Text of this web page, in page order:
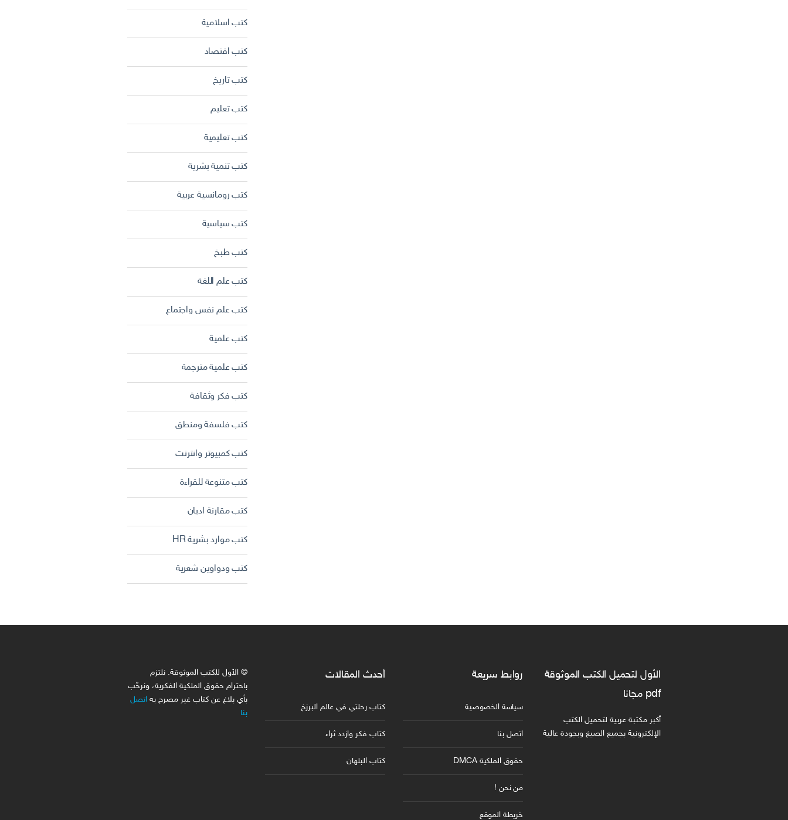
كتب اسلامية
كتب اقتصاد
كتب تاريخ
كتب تعليم
كتب تعليمية
كتب تنمية بشرية
كتب رومانسية عربية
كتب سياسية
كتب طبخ
كتب علم اللغة
كتب علم نفس واجتماع
كتب علمية
كتب علمية مترجمة
كتب فكر وثقافة
كتب فلسفة ومنطق
كتب كمبيوتر وانترنت
كتب متنوعة للقراءة
كتب مقارنة اديان
كتب موارد بشرية HR
كتب ودواوين شعرية
الأول لتحميل الكتب الموثوقة
pdf مجانا
أكبر مكتبة عربية لتحميل الكتب
الإلكترونية بجميع الصيغ وبجودة عالية
روابط سريعة
سياسة الخصوصية
اتصل بنا
حقوق الملكية DMCA
من نحن !
خريطة الموقع
أحدث المقالات
كتاب رحلتي في عالم البرزخ
كتاب فكر وازدد ثراء
كتاب البلهان
© الأول للكتب الموثوقة. نلتزم
باحترام حقوق الملكية الفكرية، ونرحّب
بأي بلاغ عن كتاب غير مصرح به اتصل
بنا